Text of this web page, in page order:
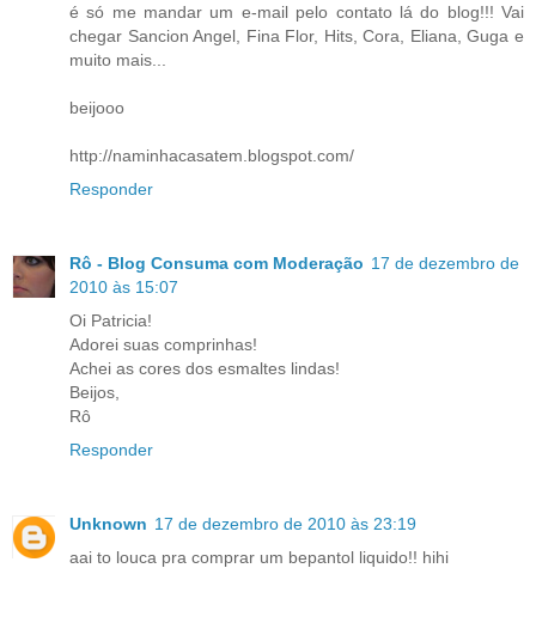
é só me mandar um e-mail pelo contato lá do blog!!! Vai
chegar Sancion Angel, Fina Flor, Hits, Cora, Eliana, Guga e
muito mais...
beijooo
http://naminhacasatem.blogspot.com/
Responder
Rô - Blog Consuma com Moderação 17 de dezembro de
2010 às 15:07
Oi Patricia!
Adorei suas comprinhas!
Achei as cores dos esmaltes lindas!
Beijos,
Rô
Responder
Unknown 17 de dezembro de 2010 às 23:19
aai to louca pra comprar um bepantol liquido!! hihi